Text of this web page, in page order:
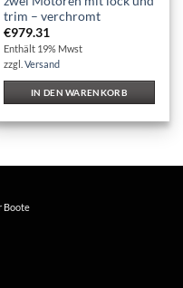
trim – verchromt
€979.31
Enthält 19% Mwst
zzgl.Versand
IN DEN WARENKORB
Boote